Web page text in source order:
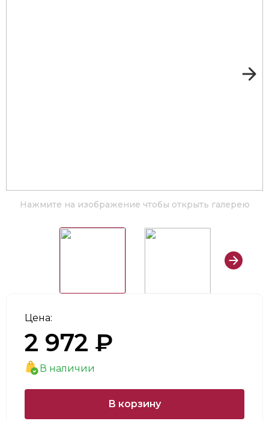
Нажмите на изображение чтобы открыть галерею
Цена:
2 972 ₽
В наличии
В корзину